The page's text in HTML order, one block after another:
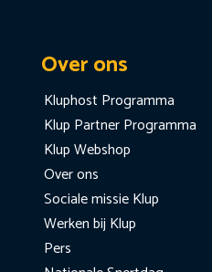
Over ons
Kluphost Programma
Klup Partner Programma
Klup Webshop
Over ons
Sociale missie Klup
Werken bij Klup
Pers